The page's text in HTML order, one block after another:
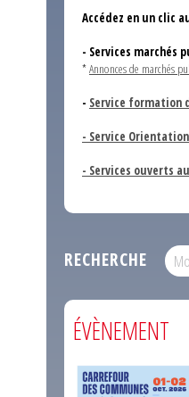
Accédez en un clic
- Services marchés
*Annonces de marchés
- Service formation
- Service
- Services ouverts
RECHERCHE
ÉVÈNEMENT